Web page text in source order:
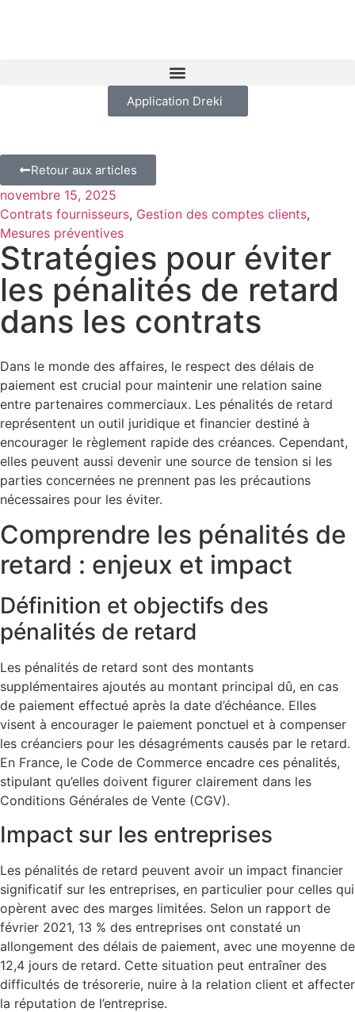
Application Dreki
Retour aux articles
novembre 15, 2025
Contrats fournisseurs, Gestion des comptes clients,
Mesures préventives
Stratégies pour éviter
les pénalités de retard
dans les contrats
Dans le monde des affaires, le respect des délais de
paiement est crucial pour maintenir une relation saine
entre partenaires commerciaux. Les pénalités de retard
représentent un outil juridique et financier destiné à
encourager le règlement rapide des créances. Cependant,
elles peuvent aussi devenir une source de tension si les
parties concernées ne prennent pas les précautions
nécessaires pour les éviter.
Comprendre les pénalités de
retard : enjeux et impact
Définition et objectifs des
pénalités de retard
Les pénalités de retard sont des montants
supplémentaires ajoutés au montant principal dû, en cas
de paiement effectué après la date d’échéance. Elles
visent à encourager le paiement ponctuel et à compenser
les créanciers pour les désagréments causés par le retard.
En France, le Code de Commerce encadre ces pénalités,
stipulant qu’elles doivent figurer clairement dans les
Conditions Générales de Vente (CGV).
Impact sur les entreprises
Les pénalités de retard peuvent avoir un impact financier
significatif sur les entreprises, en particulier pour celles qui
opèrent avec des marges limitées. Selon un rapport de
février 2021, 13 % des entreprises ont constaté un
allongement des délais de paiement, avec une moyenne de
12,4 jours de retard. Cette situation peut entraîner des
difficultés de trésorerie, nuire à la relation client et affecter
la réputation de l’entreprise.